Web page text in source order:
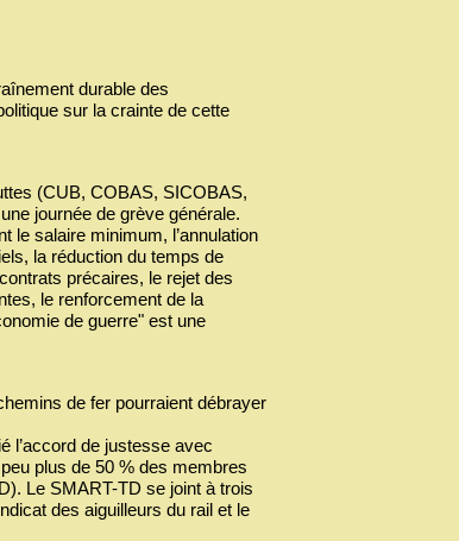
durable des
sur la crainte de cette
(CUB, COBAS, SICOBAS,
journée de grève générale.
le salaire minimum, l’annulation
la réduction du temps de
précaires, le rejet des
le renforcement de la
de guerre" est une
de fer pourraient débrayer
l’accord de justesse avec
plus de 50 % des membres
Le SMART-TD se joint à trois
des aiguilleurs du rail et le